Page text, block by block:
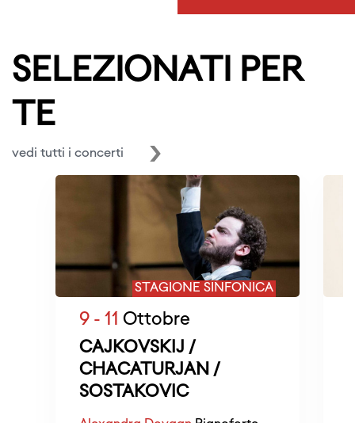
SELEZIONATI PER
TE
vedi tutti i concerti
STAGIONE SINFONICA
9 - 11 Ottobre
CAJKOVSKIJ /
CHACATURJAN /
SOSTAKOVIC